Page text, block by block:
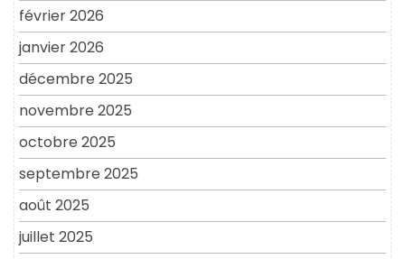
février 2026
janvier 2026
décembre 2025
novembre 2025
octobre 2025
septembre 2025
août 2025
juillet 2025